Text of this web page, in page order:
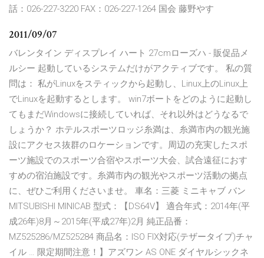
話：026-227-3220 FAX：026-227-1264 国会 藤野やす
2011/09/07
バレンタイン ディスプレイ ハート 27cmローズハ - 販促品メ
ルシー 起動しているシステムだけがアクティブです。 私の質
問は： 私がLinuxをスティックから起動し、Linux上のLinux上
でLinuxを起動するとします。 win7ボートをどのように起動し
てもまだWindowsに接続していれば、それ以外はどうなるで
しょうか？ ホテルスポーツロッジ糸満は、糸満市内の観光施
設にアクセス抜群のロケーションです。周辺の充実したスポ
ーツ施設でのスポーツ合宿やスポーツ大会、試合遠征におす
すめの宿泊施設です。糸満市内の観光やスポーツ活動の拠点
に、ぜひご利用くださいませ。 車名：三菱 ミニキャブ バン
MITSUBISHI MINICAB 型式：【DS64V】 適合年式：2014年(平
成26年)8月～2015年(平成27年)2月 純正品番：
MZ525286/MZ525284 商品名：ISO FIX対応(テザータイプ)チャ
イル … 限定期間注意！】アズワン AS ONE ダイヤルシックネ